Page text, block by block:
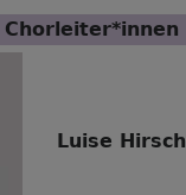
Chorleiter*innen
Luise Hirsch